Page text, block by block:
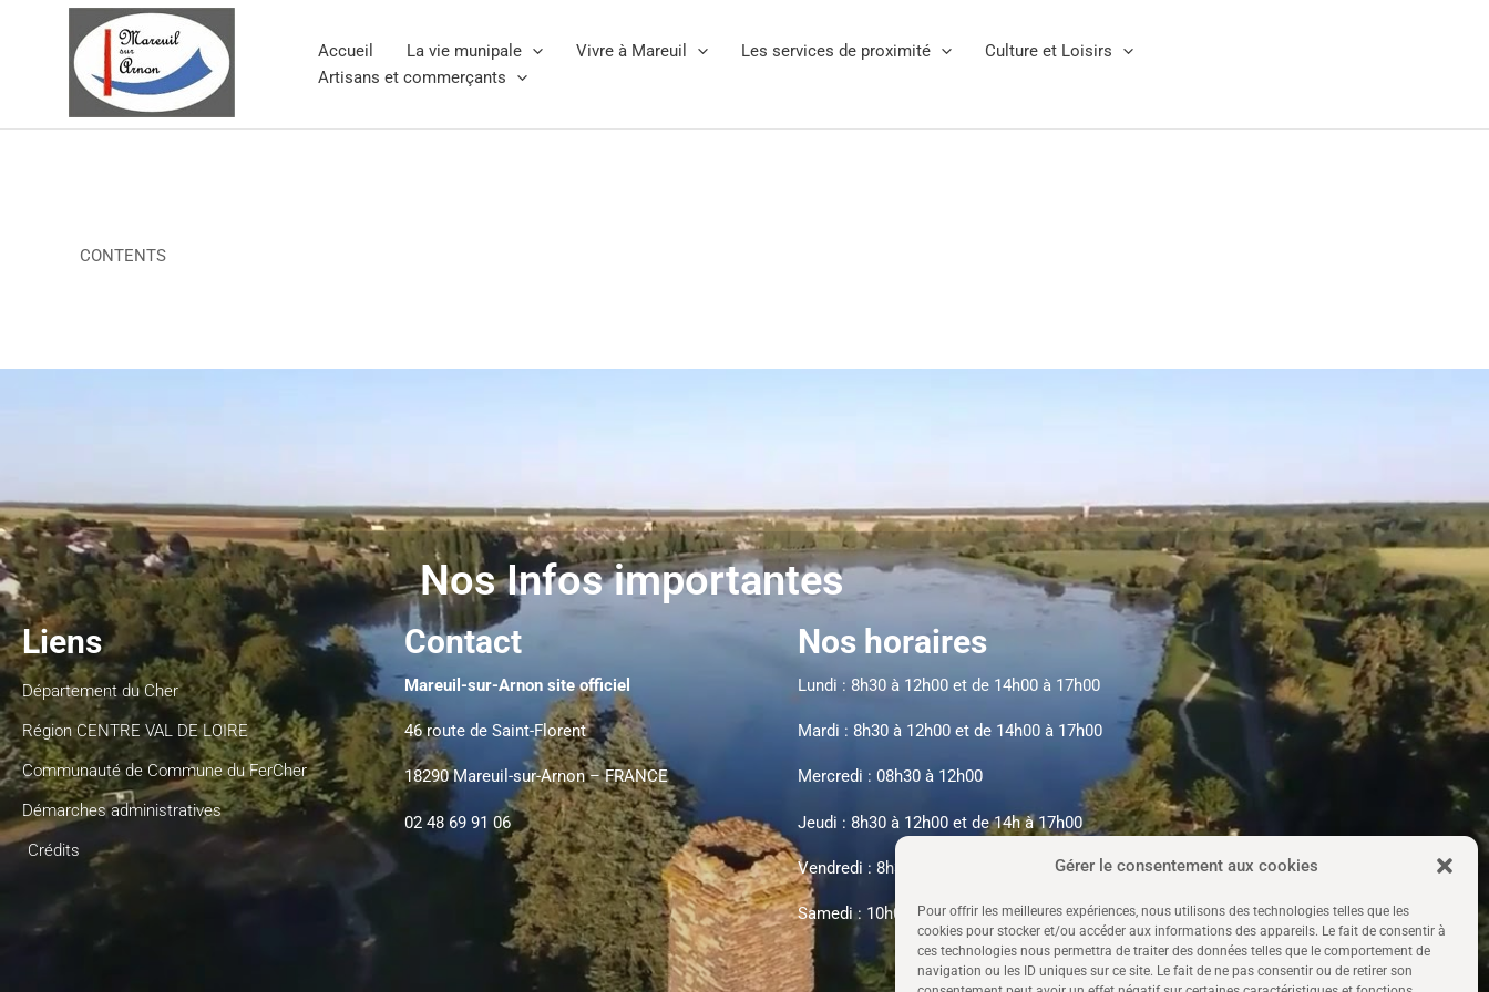
Gérer le consentement aux cookies
Pour offrir les meilleures expériences, nous utilisons des technologies telles que les
cookies pour stocker et/ou accéder aux informations des appareils. Le fait de consentir à
ces technologies nous permettra de traiter des données telles que le comportement de
navigation ou les ID uniques sur ce site. Le fait de ne pas consentir ou de retirer son
Accueil La vie munipale Vivre à Mareuil Les services de proximité
Culture et Loisirs
Artisans et commerçants
CONTENTS
Nos Infos importantes
Liens
Département du Cher
Région CENTRE VAL DE LOIRE
Communauté de Commune du FerCher
Démarches administratives
Crédits
Contact
Mareuil-sur-Arnon site officiel
46 route de Saint-Florent
18290 Mareuil-sur-Arnon – FRANCE
02 48 69 91 06
Nos horaires
Lundi : 8h30 à 12h00 et de 14h00 à 17h00
Mardi : 8h30 à 12h00 et de 14h00 à 17h00
Mercredi : 08h30 à 12h00
Jeudi : 8h30 à 12h00 et de 14h à 17h00
Vendredi : 8h30 à 12h00 et de 14h00 à 17h00
Samedi : 10h00 à 12h00